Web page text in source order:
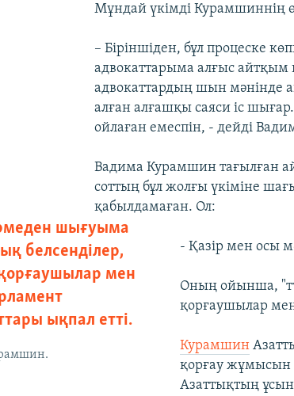
Мұндай үкімді Курамшиннің
– Біріншіден, бұл процеске
адвокаттарыма алғыс айтқым
адвокаттардың шын мәнінде
алған алғашқы саяси іс
ойлаған емеспін, - дейді
Вадима Курамшин тағылған
соттың бұл жолғы үкіміне
қабылдамаған. Ол:
шығуыма
белсенділер,
мен
ықпал етті.
- Қазір мен осы
Оның ойынша,
қорғаушылар
Курамшин
қорғау жұмысын
Азаттықтың